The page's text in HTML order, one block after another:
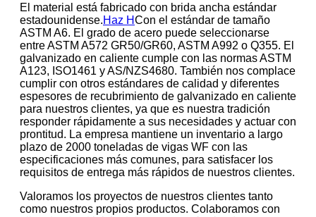
El material está fabricado con brida ancha estándar
estadounidense.Haz HCon el estándar de tamaño
ASTM A6. El grado de acero puede seleccionarse
entre ASTM A572 GR50/GR60, ASTM A992 o Q355. El
galvanizado en caliente cumple con las normas ASTM
A123, ISO1461 y AS/NZS4680. También nos complace
cumplir con otros estándares de calidad y diferentes
espesores de recubrimiento de galvanizado en caliente
para nuestros clientes, ya que es nuestra tradición
responder rápidamente a sus necesidades y actuar con
prontitud. La empresa mantiene un inventario a largo
plazo de 2000 toneladas de vigas WF con las
especificaciones más comunes, para satisfacer los
requisitos de entrega más rápidos de nuestros clientes.
Valoramos los proyectos de nuestros clientes tanto
como nuestros propios productos. Colaboramos con